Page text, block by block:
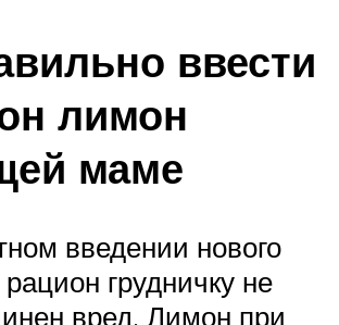
ввести
лимон
маме
введении нового
грудничку не
вред. Лимон при